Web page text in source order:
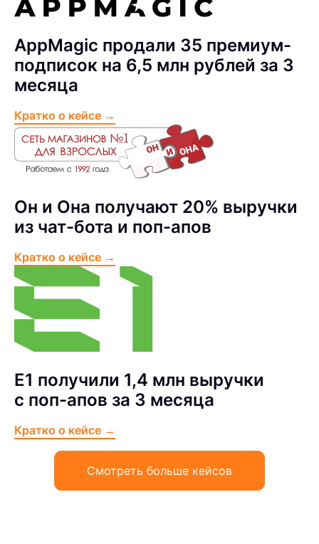
AppMagic продали 35 премиум-
подписок на 6,5 млн рублей за 3
месяца
Кратко о кейсе →
Он и Она получают 20% выручки
из чат-бота и поп-апов
Кратко о кейсе →
Е1 получили 1,4 млн выручки
с поп-апов за 3 месяца
Кратко о кейсе →
Смотреть больше кейсов